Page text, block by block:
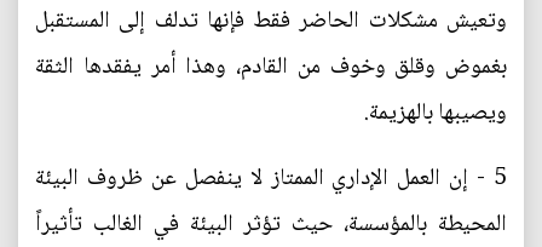
وتعيش مشكلات الحاضر فقط فإنها تدلف إلى المستقبل
بغموض وقلق وخوف من القادم، وهذا أمر يفقدها الثقة
ويصيبها بالهزيمة.
5 - إن العمل الإداري الممتاز لا ينفصل عن ظروف البيئة
المحيطة بالمؤسسة، حيث تؤثر البيئة في الغالب تأثيراً